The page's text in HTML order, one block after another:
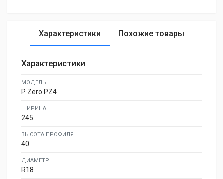
Характеристики Похожие товары
Характеристики
МОДЕЛЬ
P Zero PZ4
ШИРИНА
245
ВЫСОТА ПРОФИЛЯ
40
ДИАМЕТР
R18